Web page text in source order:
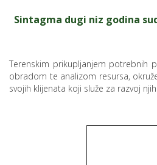
Sintagma dugi niz godina
Terenskim prikupljanjem potrebnih
obradom te analizom resursa,
svojih klijenata koji služe za razvoj